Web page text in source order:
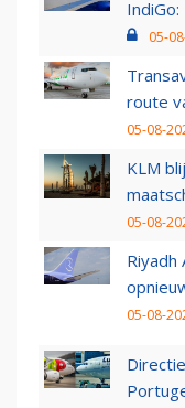
05-
route
05-08-
KLM
05-08-
05-08-